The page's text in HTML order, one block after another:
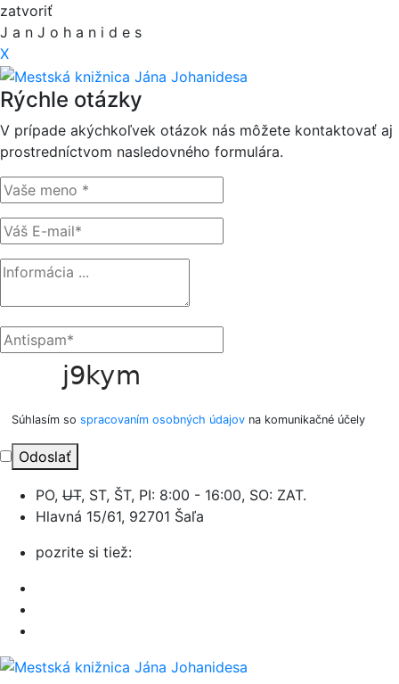
zatvoriť
J a n J o h a n i d e s
X
Rýchle otázky
V prípade akýchkoľvek otázok nás môžete kontaktovať aj
prostredníctvom nasledovného formulára.
Súhlasím so spracovaním osobných údajov na komunikačné účely
Odoslať
PO, UT, ST, ŠT, PI: 8:00 - 16:00, SO: ZAT.
Hlavná 15/61, 92701 Šaľa
pozrite si tiež: